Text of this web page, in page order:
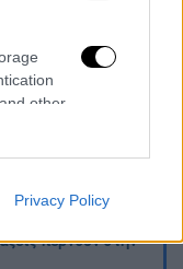
other
Privacy Policy
οι
ντυμένος
θανάτου
των
περνούν στην